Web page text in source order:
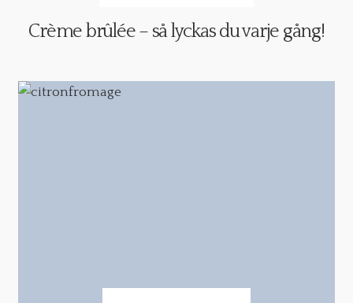
Crème brûlée – så lyckas du varje gång!